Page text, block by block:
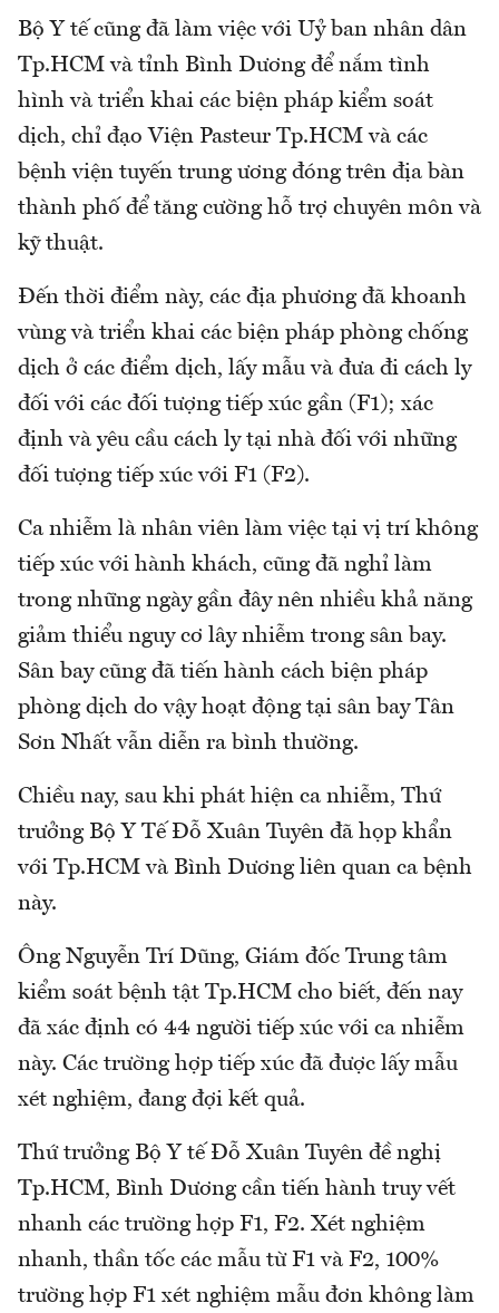
Bộ Y tế cũng đã làm việc với Uỷ ban nhân dân
Tp.HCM và tỉnh Bình Dương để nắm tình
hình và triển khai các biện pháp kiểm soát
dịch, chỉ đạo Viện Pasteur Tp.HCM và các
bệnh viện tuyến trung ương đóng trên địa bàn
thành phố để tăng cường hỗ trợ chuyên môn và
kỹ thuật.
Đến thời điểm này, các địa phương đã khoanh
vùng và triển khai các biện pháp phòng chống
dịch ở các điểm dịch, lấy mẫu và đưa đi cách ly
đối với các đối tượng tiếp xúc gần (F1); xác
định và yêu cầu cách ly tại nhà đối với những
đối tượng tiếp xúc với F1 (F2).
Ca nhiễm là nhân viên làm việc tại vị trí không
tiếp xúc với hành khách, cũng đã nghỉ làm
trong những ngày gần đây nên nhiều khả năng
giảm thiểu nguy cơ lây nhiễm trong sân bay.
Sân bay cũng đã tiến hành cách biện pháp
phòng dịch do vậy hoạt động tại sân bay Tân
Sơn Nhất vẫn diễn ra bình thường.
Chiều nay, sau khi phát hiện ca nhiễm, Thứ
trưởng Bộ Y Tế Đỗ Xuân Tuyên đã họp khẩn
với Tp.HCM và Bình Dương liên quan ca bệnh
này.
Ông Nguyễn Trí Dũng, Giám đốc Trung tâm
kiểm soát bệnh tật Tp.HCM cho biết, đến nay
đã xác định có 44 người tiếp xúc với ca nhiễm
này. Các trường hợp tiếp xúc đã được lấy mẫu
xét nghiệm, đang đợi kết quả.
Thứ trưởng Bộ Y tế Đỗ Xuân Tuyên đề nghị
Tp.HCM, Bình Dương cần tiến hành truy vết
nhanh các trường hợp F1, F2. Xét nghiệm
nhanh, thần tốc các mẫu từ F1 và F2, 100%
trường hợp F1 xét nghiệm mẫu đơn không làm